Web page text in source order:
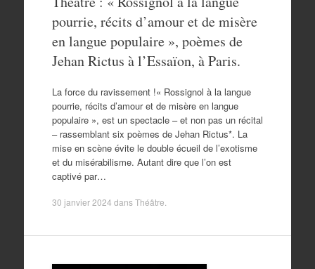
pourrie, récits d’amour et de misère
en langue populaire », poèmes de
Jehan Rictus à l’Essaïon, à Paris.
La force du ravissement !« Rossignol à la langue
pourrie, récits d’amour et de misère en langue
populaire », est un spectacle – et non pas un récital
– rassemblant six poèmes de Jehan Rictus*. La
mise en scène évite le double écueil de l’exotisme
et du misérabilisme. Autant dire que l’on est
captivé par…
30 janvier 2024 dansThéâtre